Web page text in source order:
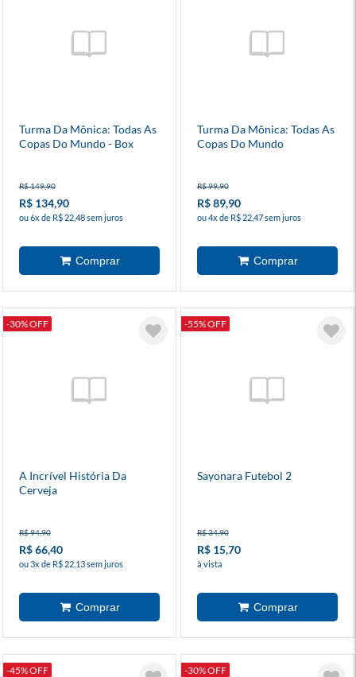
Turma Da Mônica: Todas As
Copas Do Mundo - Box
R$ 149,90
R$ 134,90
ou 6x de R$ 22,48 sem juros
Turma Da Mônica: Todas As
Copas Do Mundo
R$ 99,90
R$ 89,90
ou 4x de R$ 22,47 sem juros
-30% OFF
A Incrível História Da
Cerveja
R$ 94,90
R$ 66,40
ou 3x de R$ 22,13 sem juros
-55% OFF
Sayonara Futebol 2
R$ 34,90
R$ 15,70
à vista
-45% OFF -30% OFF